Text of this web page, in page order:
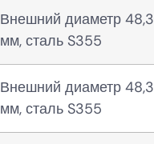
Внешний диаметр 48,3
мм, сталь S355
Внешний диаметр 48,3
мм, сталь S355